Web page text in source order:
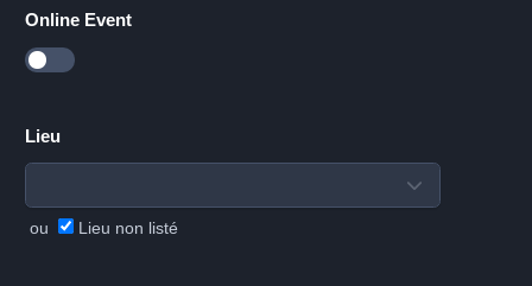
Online Event
Lieu
ou Lieu non listé